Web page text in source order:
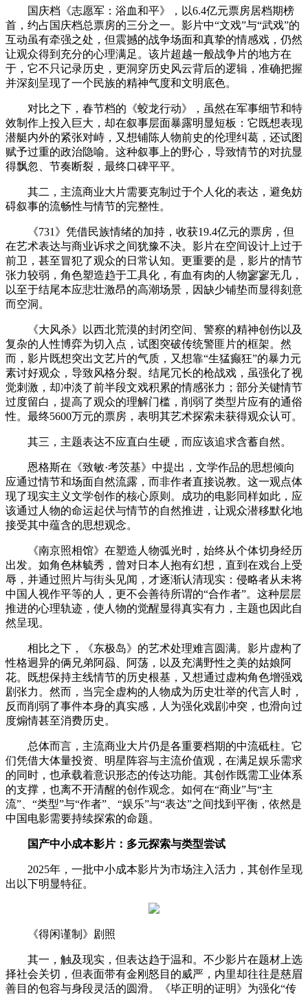
国庆档《志愿军：浴血和平》，以6.4亿元票房居档期榜
首，约占国庆档总票房的三分之一。影片中“文戏”与“武戏”的
互动虽有牵强之处，但震撼的战争场面和真挚的情感戏，仍然
让观众得到充分的心理满足。该片超越一般战争片的地方在
于，它不只记录历史，更洞穿历史风云背后的逻辑，准确把握
并深刻呈现了一个民族的精神气度和文明底色。
对比之下，春节档的《蛟龙行动》，虽然在军事细节和特
效制作上投入巨大，却在叙事层面暴露明显短板：它既想表现
潜艇内外的紧张对峙，又想铺陈人物前史的伦理纠葛，还试图
赋予过重的政治隐喻。这种叙事上的野心，导致情节的对抗显
得飘忽、节奏断裂，最终口碑平平。
其二，主流商业大片需要克制过于个人化的表达，避免妨
碍叙事的流畅性与情节的完整性。
《731》凭借民族情绪的加持，收获19.4亿元的票房，但
在艺术表达与商业诉求之间犹豫不决。影片在空间设计上过于
前卫，甚至冒犯了观众的日常认知。更重要的是，影片的情节
张力较弱，角色塑造趋于工具化，有血有肉的人物寥寥无几，
以至于结尾本应悲壮激昂的高潮场景，因缺少铺垫而显得刻意
而空洞。
《大风杀》以西北荒漠的封闭空间、警察的精神创伤以及
复杂的人性博弈为切入点，试图突破传统警匪片的框架。然
而，影片既想突出文艺片的气质，又想靠“生猛癫狂”的暴力元
素讨好观众，导致风格分裂。结尾冗长的枪战戏，虽强化了视
觉刺激，却冲淡了前半段文戏积累的情感张力；部分关键情节
过度留白，提高了观众的理解门槛，削弱了类型片应有的通俗
性。最终5600万元的票房，表明其艺术探索未获得观众认可。
其三，主题表达不应直白生硬，而应该追求含蓄自然。
恩格斯在《致敏·考茨基》中提出，文学作品的思想倾向
应通过情节和场面自然流露，而非作者直接说教。这一观点体
现了现实主义文学创作的核心原则。成功的电影同样如此，应
该通过人物的命运起伏与情节的自然推进，让观众潜移默化地
接受其中蕴含的思想观念。
《南京照相馆》在塑造人物弧光时，始终从个体切身经历
出发。如角色林毓秀，曾对日本人抱有幻想，直到在戏台上受
辱，并通过照片与街头见闻，才逐渐认清现实：侵略者从未将
中国人视作平等的人，更不会善待所谓的“合作者”。这种层层
推进的心理轨迹，使人物的觉醒显得真实有力，主题也因此自
然呈现。
相比之下，《东极岛》的艺术处理难言圆满。影片虚构了
性格迥异的俩兄弟阿赑、阿荡，以及充满野性之美的姑娘阿
花。既想保持主线情节的历史根基，又想通过虚构角色增强戏
剧张力。然而，当完全虚构的人物成为历史壮举的代言人时，
反而削弱了事件本身的真实感，人为强化戏剧冲突，也滑向过
度煽情甚至消费历史。
总体而言，主流商业大片仍是各重要档期的中流砥柱。它
们凭借大体量投资、明星阵容与主流价值观，在满足娱乐需求
的同时，也承载着意识形态的传达功能。其创作既需工业体系
的支撑，也离不开清醒的创作观念。如何在“商业”与“主
流”、“类型”与“作者”、“娱乐”与“表达”之间找到平衡，依然是
中国电影需要持续探索的命题。
国产中小成本影片：多元探索与类型尝试
2025年，一批中小成本影片为市场注入活力，其创作呈现
出以下明显特征。
《得闲谨制》剧照
其一，触及现实，但表达趋于温和。不少影片在题材上选
择社会关切，但表面带有金刚怒目的威严，内里却往往是慈眉
善目的包容与身段灵活的圆滑。《毕正明的证明》为强化“传